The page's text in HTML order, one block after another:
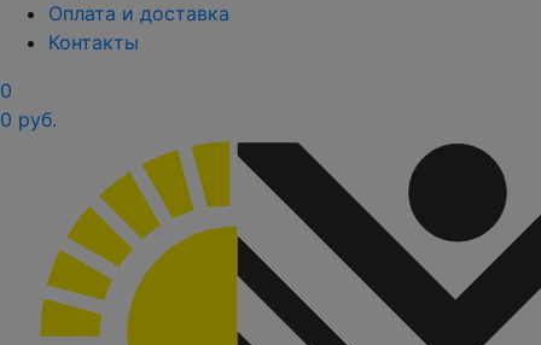
Оплата и доставка
Контакты
0
0 руб.